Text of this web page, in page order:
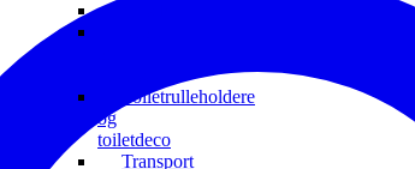
Toiletrulleholdere
og
toiletdeco
Transport